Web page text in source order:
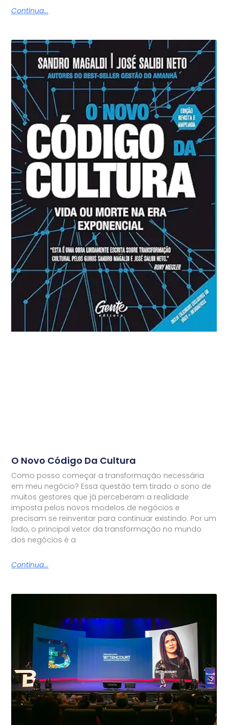
Continua...
O Novo Código Da Cultura
Como posso começar a transformação necessária
em meu negócio? Essa questão tem tirado o sono de
muitos gestores que já perceberam a realidade
imposta pelos novos modelos de negócios e
precisam se reinventar para continuar existindo. Por um
lado, o principal vetor da transformação no mundo
dos negócios é a
Continua...